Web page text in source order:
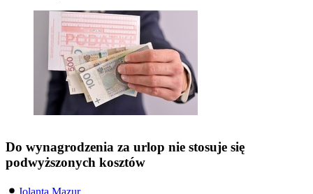
Do wynagrodzenia za urlop nie stosuje się
podwyższonych kosztów